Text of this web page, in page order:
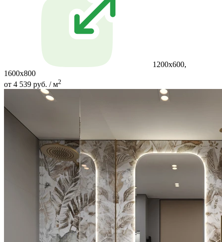
1200x600,
1600x800
от 4 539 руб. / м2